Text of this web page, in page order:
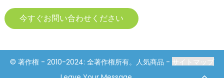
今すぐお問い合わせください
© 著作権 - 2010-2024: 全著作権所有。人気商品 - サイトマップ
Resource